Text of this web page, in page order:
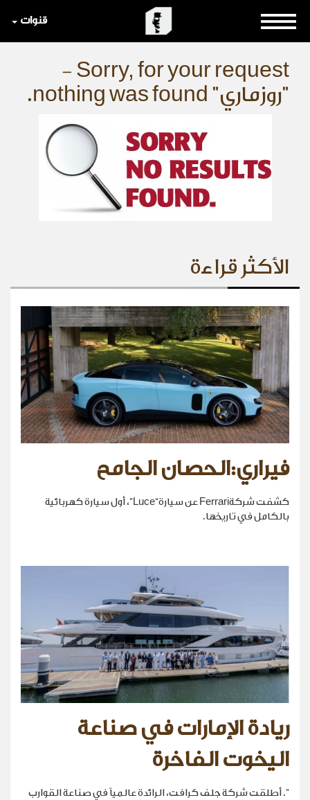
قنوات
Sorry, for your request -
"روزماري" nothing was found.
الأكثر قراءة
فيراري:الحصان الجامح
كشفت شركةFerrari عن سيارة“Luce”، أول سيارة كهربائية
بالكامل في تاريخها.
ريادة الإمارات في صناعة
اليخوت الفاخرة
". أطلقت شركة جلف كرافت، الرائدة عالمياً في صناعة القوارب